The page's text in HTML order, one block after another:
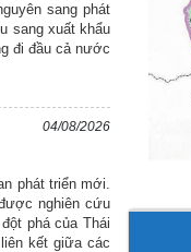
sang phát
sang xuất khẩu
đi đầu cả nước
04/08/2026
phát triển mới.
nghiên cứu
phá của Thái
kết giữa các